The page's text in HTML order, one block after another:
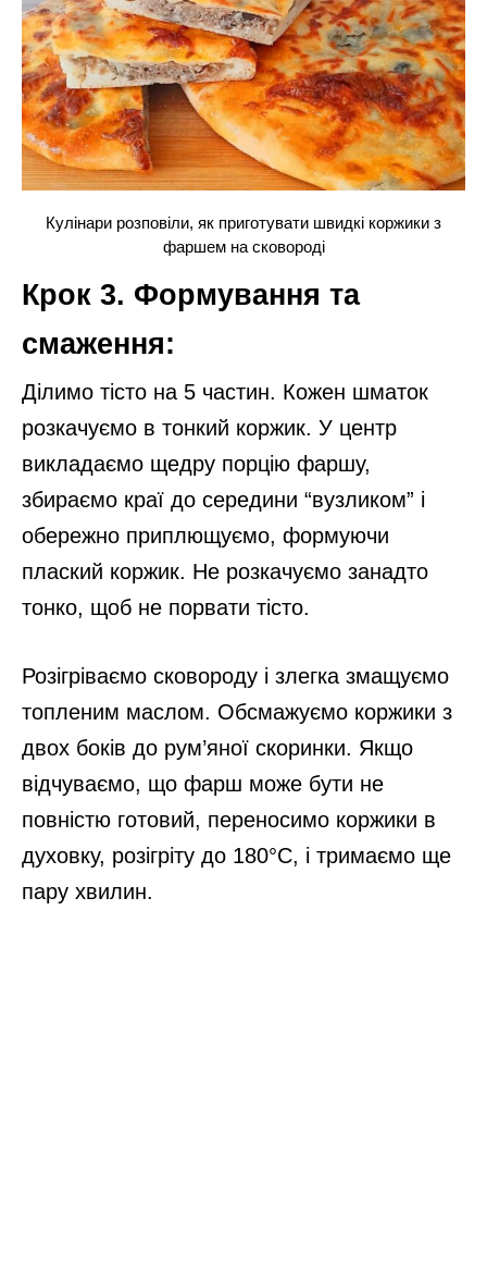
Кулінари розповіли, як приготувати швидкі коржики з
фаршем на сковороді
Крок 3. Формування та
смаження:
Ділимо тісто на 5 частин. Кожен шматок
розкачуємо в тонкий коржик. У центр
викладаємо щедру порцію фаршу,
збираємо краї до середини “вузликом” і
обережно приплющуємо, формуючи
плаский коржик. Не розкачуємо занадто
тонко, щоб не порвати тісто.
Розігріваємо сковороду і злегка змащуємо
топленим маслом. Обсмажуємо коржики з
двох боків до рум’яної скоринки. Якщо
відчуваємо, що фарш може бути не
повністю готовий, переносимо коржики в
духовку, розігріту до 180°C, і тримаємо ще
пару хвилин.